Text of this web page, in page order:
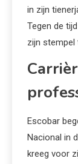
in zijn
Tegen de
zijn stempel
Escobar
Nacional in
kreeg voor